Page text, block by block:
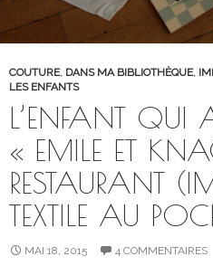
COUTURE, DANS MA BIBLIOTHÈQUE,
LES ENFANTS
L’ENFANT QUI
« EMILE ET
RESTAURANT
TEXTILE AU
MAI 18, 2015 4 COMMENTAIRES